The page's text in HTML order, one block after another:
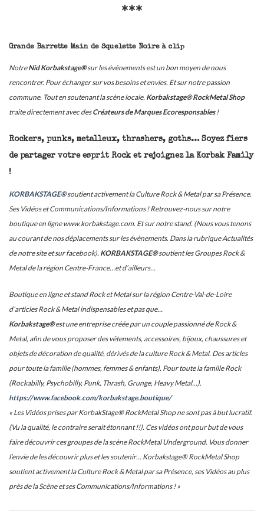
***
Grande Barrette Main de Squelette Noire à clip
NotreNid Korbakstage®sur les évènements est un bon moyen de nous
rencontrer. Pour échanger sur vos besoins et envies. Et sur notre passion
commune. Tout en soutenant la scène locale. Korbakstage® RockMetal Shop
traite directement avec desCréateurs de Marques Ecoresponsables!
Rockers, punks, metalleux, thrashers, goths… Soyez fiers
de partager votre esprit Rock et rejoignez la Korbak Family
!
KORBAKSTAGE®soutient activement la Culture Rock & Metal par sa Présence.
Ses Vidéos et Communications/Informations ! Retrouvez-nous sur notre
boutique en ligne www.korbakstage.com. Et sur notre stand. (Nous vous tenons
au courant de nos déplacements sur les évènements. Dans la rubrique Actualités
de notre site et sur facebook). KORBAKSTAGE®soutient les Groupes Rock &
Metal de la région Centre-France…et d’ailleurs…
Boutique en ligne et stand Rock et Metal sur la région Centre-Val-de-Loire
d’articles Rock & Metal indispensables et pas que…
Korbakstage®est une entreprise créée par un couple passionné de Rock &
Metal, afin de vous proposer des vêtements, accessoires, bijoux, chaussures et
objets de décoration de qualité, dérivés de la culture Rock & Metal. Des articles
pour toute la famille (hommes, femmes & enfants). Pour toute la famille Rock
(Rockabilly, Psychobilly, Punk, Thrash, Grunge, Heavy Metal…).
https://www.facebook.com/korbakstage.boutique/
« Les Vidéos prises par KorbakStage® RockMetal Shop ne sont pas à but lucratif.
(Vu la qualité, le contraire serait étonnant !!). Ces vidéos ont pour but de vous
faire découvrir ces groupes de la scène RockMetal Underground. Vous donner
l’envie de les découvrir plus et les soutenir… Korbakstage® RockMetal Shop
soutient activement la Culture Rock & Metal par sa Présence, ses Vidéos au plus
près de la Scène et ses Communications/Informations ! »